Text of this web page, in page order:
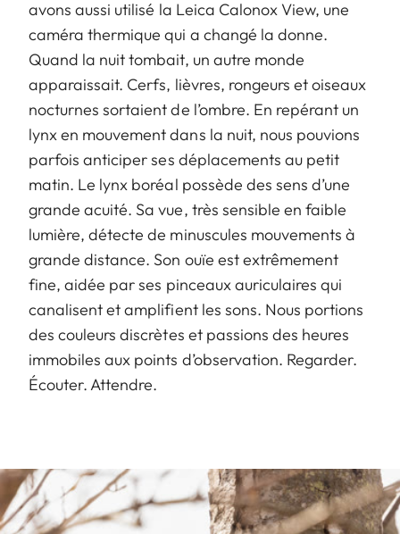
avons aussi utilisé la Leica Calonox View, une
caméra thermique qui a changé la donne.
Quand la nuit tombait, un autre monde
apparaissait. Cerfs, lièvres, rongeurs et oiseaux
nocturnes sortaient de l’ombre. En repérant un
lynx en mouvement dans la nuit, nous pouvions
parfois anticiper ses déplacements au petit
matin. Le lynx boréal possède des sens d’une
grande acuité. Sa vue, très sensible en faible
lumière, détecte de minuscules mouvements à
grande distance. Son ouïe est extrêmement
fine, aidée par ses pinceaux auriculaires qui
canalisent et amplifient les sons. Nous portions
des couleurs discrètes et passions des heures
immobiles aux points d’observation. Regarder.
Écouter. Attendre.